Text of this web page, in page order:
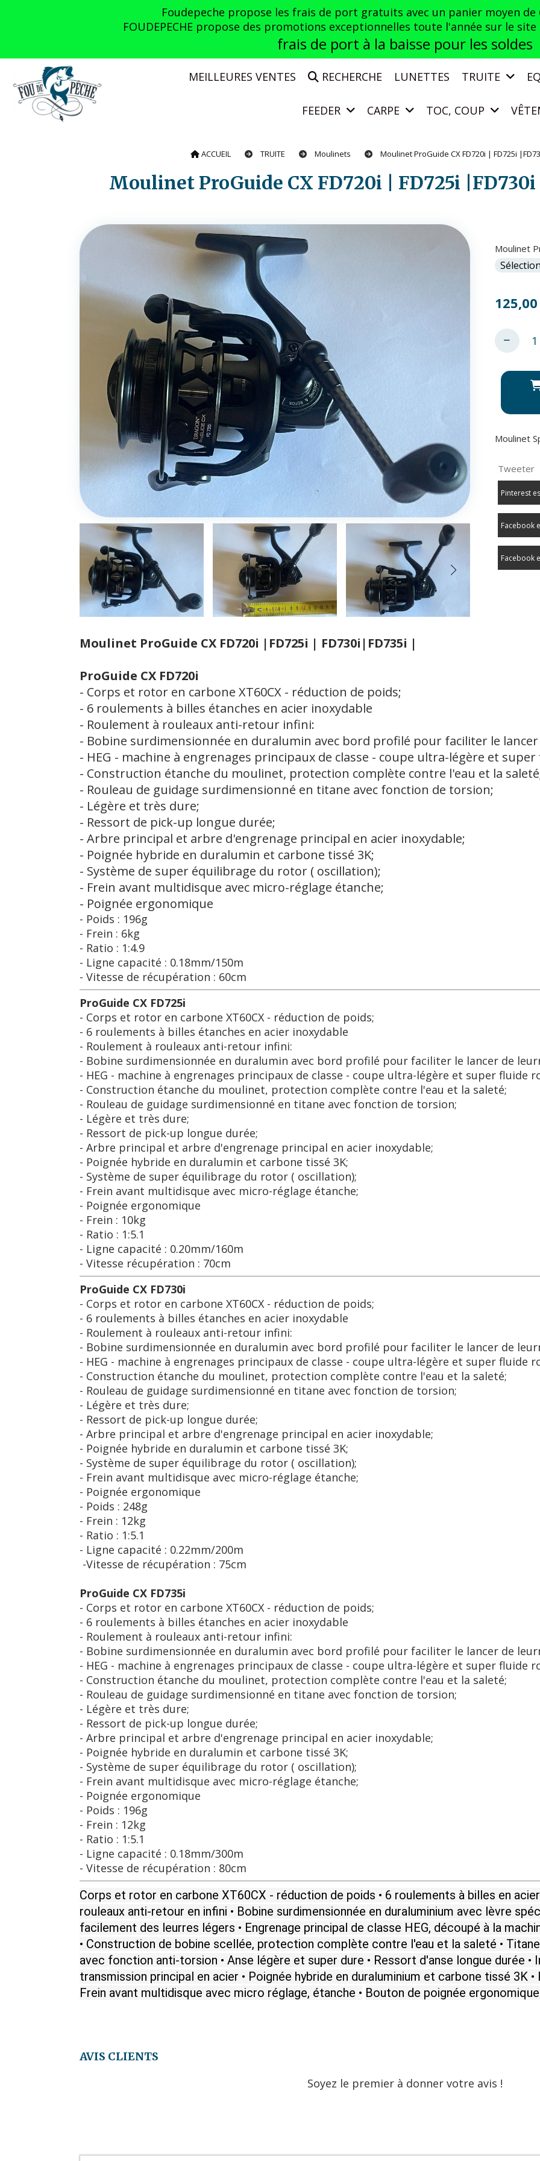
Foudepeche propose les frais de port gratuits avec un panier moyen de
FOUDEPECHE propose des promotions exceptionnelles toute l'année sur le
frais de port à la baisse pour les soldes
MEILLEURES VENTES RECHERCHE LUNETTES TRUITE
FEEDER CARPE TOC, COUP
ACCUEIL TRUITE Moulinets Moulinet ProGuide CX FD720i | FD725i
Moulinet ProGuide CX FD720i | FD725i
Moulinet
125,00
Moulinet
Tweeter
Pinterest
Facebook
Facebook
Moulinet ProGuide CX FD720i |FD725i | FD730i|FD735i |
ProGuide CX FD720i
- Corps et rotor en carbone XT60CX - réduction de poids;
- 6 roulements à billes étanches en acier inoxydable
- Roulement à rouleaux anti-retour infini:
- Bobine surdimensionnée en duralumin avec bord profilé pour faciliter le
- HEG - machine à engrenages principaux de classe - coupe ultra-légère et
- Construction étanche du moulinet, protection complète contre l'eau et la
- Rouleau de guidage surdimensionné en titane avec fonction de torsion;
- Légère et très dure;
- Ressort de pick-up longue durée;
- Arbre principal et arbre d'engrenage principal en acier inoxydable;
- Poignée hybride en duralumin et carbone tissé 3K;
- Système de super équilibrage du rotor ( oscillation);
- Frein avant multidisque avec micro-réglage étanche;
- Poignée ergonomique
- Poids : 196g
- Frein : 6kg
- Ratio : 1:4.9
- Ligne capacité : 0.18mm/150m
- Vitesse de récupération : 60cm
ProGuide CX FD725i
- Corps et rotor en carbone XT60CX - réduction de poids;
- 6 roulements à billes étanches en acier inoxydable
- Roulement à rouleaux anti-retour infini:
- Bobine surdimensionnée en duralumin avec bord profilé pour faciliter le lancer de
- HEG - machine à engrenages principaux de classe - coupe ultra-légère et super fluide
- Construction étanche du moulinet, protection complète contre l'eau et la saleté;
- Rouleau de guidage surdimensionné en titane avec fonction de torsion;
- Légère et très dure;
- Ressort de pick-up longue durée;
- Arbre principal et arbre d'engrenage principal en acier inoxydable;
- Poignée hybride en duralumin et carbone tissé 3K;
- Système de super équilibrage du rotor ( oscillation);
- Frein avant multidisque avec micro-réglage étanche;
- Poignée ergonomique
- Frein : 10kg
- Ratio : 1:5.1
- Ligne capacité : 0.20mm/160m
- Vitesse récupération : 70cm
ProGuide CX FD730i
- Corps et rotor en carbone XT60CX - réduction de poids;
- 6 roulements à billes étanches en acier inoxydable
- Roulement à rouleaux anti-retour infini:
- Bobine surdimensionnée en duralumin avec bord profilé pour faciliter le lancer de
- HEG - machine à engrenages principaux de classe - coupe ultra-légère et super fluide
- Construction étanche du moulinet, protection complète contre l'eau et la saleté;
- Rouleau de guidage surdimensionné en titane avec fonction de torsion;
- Légère et très dure;
- Ressort de pick-up longue durée;
- Arbre principal et arbre d'engrenage principal en acier inoxydable;
- Poignée hybride en duralumin et carbone tissé 3K;
- Système de super équilibrage du rotor ( oscillation);
- Frein avant multidisque avec micro-réglage étanche;
- Poignée ergonomique
- Poids : 248g
- Frein : 12kg
- Ratio : 1:5.1
- Ligne capacité : 0.22mm/200m
-Vitesse de récupération : 75cm
ProGuide CX FD735i
- Corps et rotor en carbone XT60CX - réduction de poids;
- 6 roulements à billes étanches en acier inoxydable
- Roulement à rouleaux anti-retour infini:
- Bobine surdimensionnée en duralumin avec bord profilé pour faciliter le lancer de
- HEG - machine à engrenages principaux de classe - coupe ultra-légère et super fluide
- Construction étanche du moulinet, protection complète contre l'eau et la saleté;
- Rouleau de guidage surdimensionné en titane avec fonction de torsion;
- Légère et très dure;
- Ressort de pick-up longue durée;
- Arbre principal et arbre d'engrenage principal en acier inoxydable;
- Poignée hybride en duralumin et carbone tissé 3K;
- Système de super équilibrage du rotor ( oscillation);
- Frein avant multidisque avec micro-réglage étanche;
- Poignée ergonomique
- Poids : 196g
- Frein : 12kg
- Ratio : 1:5.1
- Ligne capacité : 0.18mm/300m
- Vitesse de récupération : 80cm
Corps et rotor en carbone XT60CX - réduction de poids • 6 roulements à billes en
rouleaux anti-retour en infini • Bobine surdimensionnée en duraluminium avec lèvre
facilement des leurres légers • Engrenage principal de classe HEG, découpé à la
• Construction de bobine scellée, protection complète contre l'eau et la saleté •
avec fonction anti-torsion • Anse légère et super dure • Ressort d'anse longue durée •
transmission principal en acier • Poignée hybride en duraluminium et carbone tissé 3K
Frein avant multidisque avec micro réglage, étanche • Bouton de poignée
AVIS CLIENTS
Soyez le premier à donner votre avis !